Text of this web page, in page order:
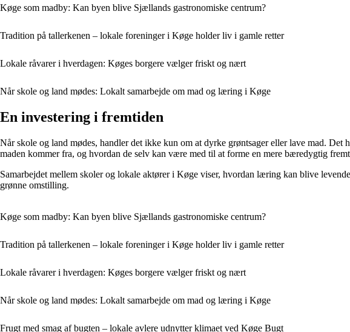
Køge som madby: Kan byen blive Sjællands gastronomiske centrum?
Tradition på tallerkenen – lokale foreninger i Køge holder liv i gamle retter
Lokale råvarer i hverdagen: Køges borgere vælger friskt og nært
Når skole og land mødes: Lokalt samarbejde om mad og læring i Køge
En investering i fremtiden
Når skole og land mødes, handler det ikke kun om at dyrke grøntsager eller lave mad.
maden kommer fra, og hvordan de selv kan være med til at forme en mere bæredygtig
Samarbejdet mellem skoler og lokale aktører i Køge viser, hvordan læring kan blive
grønne omstilling.
Køge som madby: Kan byen blive Sjællands gastronomiske centrum?
Tradition på tallerkenen – lokale foreninger i Køge holder liv i gamle retter
Lokale råvarer i hverdagen: Køges borgere vælger friskt og nært
Når skole og land mødes: Lokalt samarbejde om mad og læring i Køge
Frugt med smag af bugten – lokale avlere udnytter klimaet ved Køge Bugt